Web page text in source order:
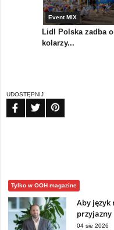
Event MIX
Lidl Polska zadba o
kolarzy...
UDOSTĘPNIJ
Tylko w OOH magazine
Aby język
04 sie 2026